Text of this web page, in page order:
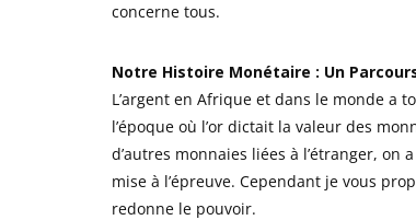
concerne tous.
Notre Histoire Monétaire : Un
L’argent en Afrique et dans le monde a
l’époque où l’or dictait la valeur des
d’autres monnaies liées à l’étranger,
mise à l’épreuve. Cependant je vous
redonne le pouvoir.